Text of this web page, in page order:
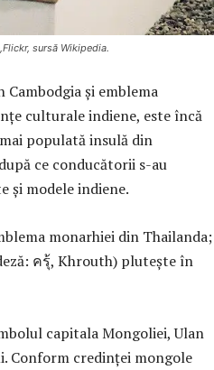
sursă Wikipedia.
și emblema
culturale indiene, este încă
populată insulă din
ce conducătorii s-au
și modele indiene.
monarhiei din Thailanda;
ครุ้, Khrouth) plutește în
capitala Mongoliei, Ulan
Conform credinței mongole